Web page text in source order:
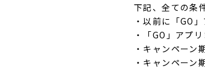
下記、全ての条
・以前に「GO
・「GO」アプ
・キャンペーン
・キャンペーン